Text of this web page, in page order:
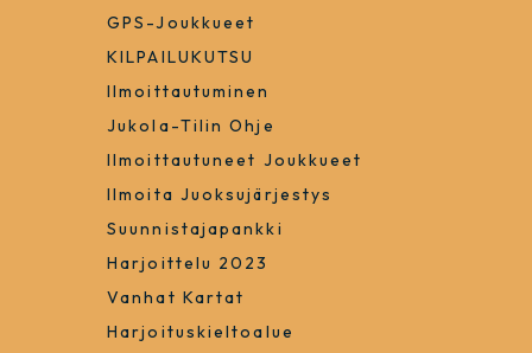
GPS-Joukkueet
KILPAILUKUTSU
Ilmoittautuminen
Jukola-Tilin Ohje
Ilmoittautuneet Joukkueet
Ilmoita Juoksujärjestys
Suunnistajapankki
Harjoittelu 2023
Vanhat Kartat
Harjoituskieltoalue